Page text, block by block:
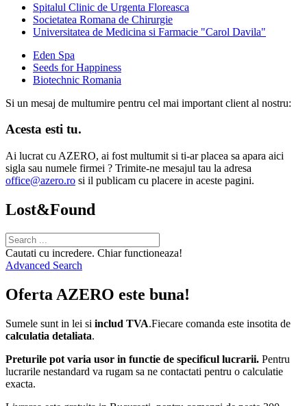
Spitalul Clinic de Urgenta Floreasca
Societatea Romana de Chirurgie
Universitatea de Medicina si Farmacie "Carol Davila"
Eden Spa
Seeds for Happiness
Biotechnic Romania
Si un mesaj de multumire pentru cel mai important client al nostru:
Acesta esti tu.
Ai lucrat cu AZERO, ai fost multumit si ti-ar placea sa apara aici
sigla sau numele firmei ? Trimite-ne mesajul tau la adresa
office@azero.ro si il publicam cu placere in aceste pagini.
Lost&Found
Cautati cu incredere. Chiar functioneaza!
Advanced Search
Oferta AZERO este buna!
Sumele sunt in lei si includ TVA.Fiecare comanda este insotita de
calculatia detaliata.
Preturile pot varia usor in functie de specificul lucrarii. Pentru
lucrarile nestandard va rugam sa ne contactati pentru o calculatie
exacta.